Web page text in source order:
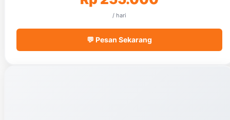
/ hari
💬 Pesan Sekarang